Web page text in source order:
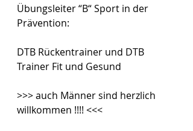
Übungsleiter “B“ Sport in der
Prävention:
DTB Rückentrainer und DTB
Trainer Fit und Gesund
>>> auch Männer sind herzlich
willkommen !!!! <<<